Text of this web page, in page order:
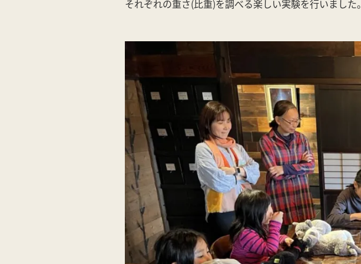
それぞれの重さ(比重)を調べる楽しい実験を行いました。